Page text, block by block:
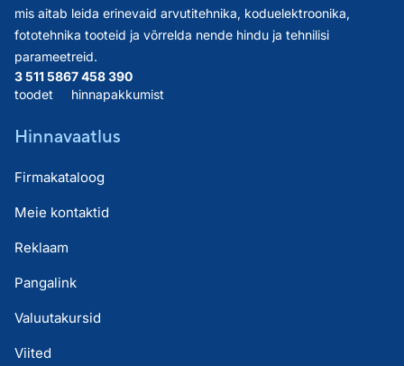
mis aitab leida erinevaid arvutitehnika, koduelektroonika,
fototehnika tooteid ja võrrelda nende hindu ja tehnilisi
parameetreid.
3 511 586
toodet
7 458 390
hinnapakkumist
Hinnavaatlus
Firmakataloog
Meie kontaktid
Reklaam
Pangalink
Valuutakursid
Viited